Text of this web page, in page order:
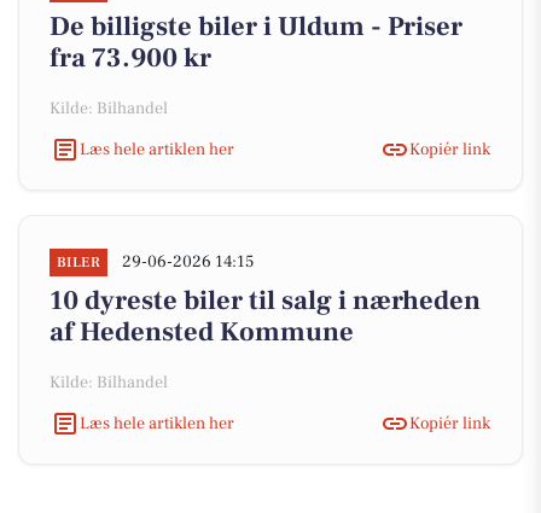
De billigste biler i Uldum - Priser
fra 73.900 kr
Kilde: Bilhandel
Læs hele artiklen her
Kopiér link
BILER 29-06-2026 14:15
10 dyreste biler til salg i nærheden
af Hedensted Kommune
Kilde: Bilhandel
Læs hele artiklen her
Kopiér link